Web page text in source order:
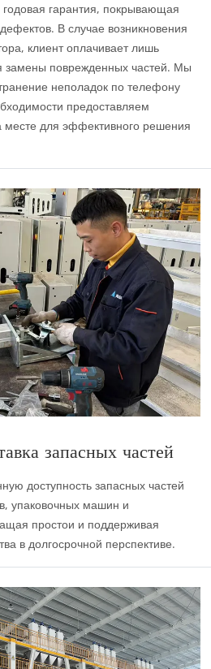
годовая гарантия, покрывающая
В случае возникновения
клиент оплачивает лишь
замены поврежденных частей. Мы
неполадок по телефону
предоставляем
месте для эффективного решения
запасных частей
доступность запасных частей
упаковочных машин и
простои и поддерживая
в долгосрочной перспективе.